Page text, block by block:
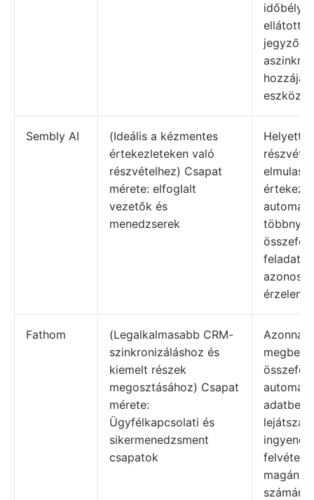
ellátott
aszinkron
Sembly AI
(Ideális a kézmentes
értekezleteken való
részvételhez) Csapat
mérete: elfoglalt
vezetők és
menedzserek
feladatok
Fathom
(Legalkalmasabb CRM-
szinkronizáláshoz és
kiemelt részek
megosztásához) Csapat
mérete:
Ügyfélkapcsolati és
sikermenedzsment
csapatok
Azonnali
felvétel
számára.